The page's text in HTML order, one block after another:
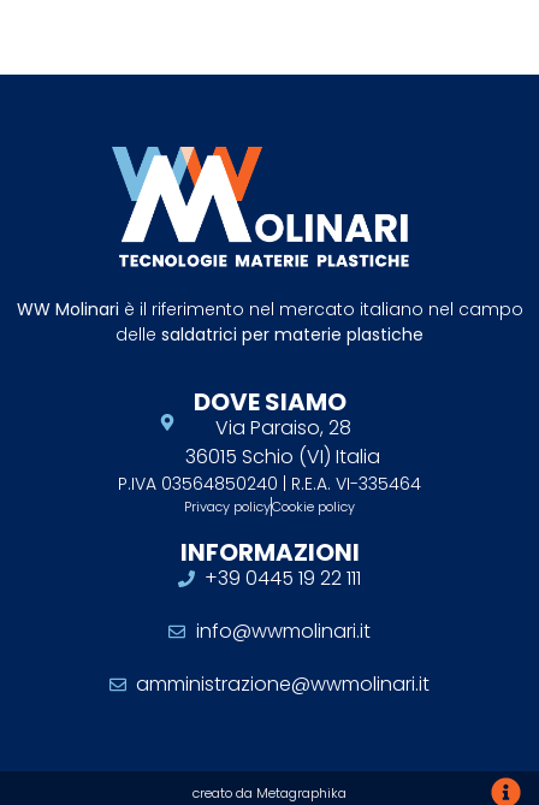
WW Molinari è il riferimento nel mercato italiano nel campo
delle saldatrici per materie plastiche
DOVE SIAMO
Via Paraiso, 28
36015 Schio (VI) Italia
P.IVA 03564850240 | R.E.A. VI-335464
Privacy policyCookie policy
INFORMAZIONI
+39 0445 19 22 111
info@wwmolinari.it
amministrazione@wwmolinari.it
creato da Metagraphika